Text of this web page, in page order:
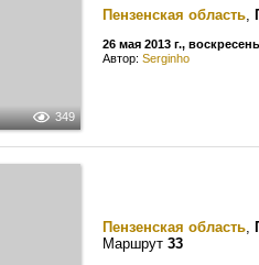
349
Пензенская область,
26 мая 2013 г.,
Автор: Serginho
Пензенская область,
Маршрут 33